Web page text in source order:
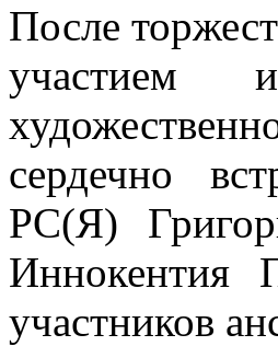
После
участием
сердечно
РС(Я)
Иннокентия
участников